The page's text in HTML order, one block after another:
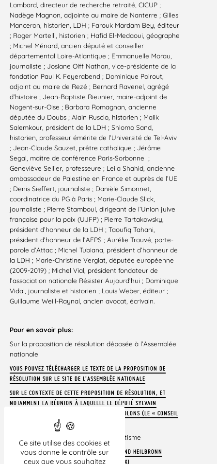
Ce site utilise des cookies et
vous donne le contrôle sur
ceux que vous souhaitez
Lombard, directeur de recherche retraité, CICUP ;
Nadège Magnon, adjointe au maire de Nanterre ; Gilles
Manceron, historien, LDH ; Farouk Mardam Bey, éditeur
; Roger Martelli, historien ; Hafid El-Medaoui, géographe
; Michel Ménard, ancien député et conseiller
départemental Loire-Atlantique ; Emmanuelle Morau,
journaliste ; Josiane Olff Nathan, vice-présidente de la
fondation Paul K. Feyerabend ; Dominique Poirout,
adjoint au maire de Rezé ; Bernard Ravenel, agrégé
d’histoire ; Jean-Baptiste Rieunier, maire-adjoint de
Nogent-sur-Oise ; Barbara Romagnan, ancienne
députée du Doubs ; Alain Ruscio, historien ; Malik
Salemkour, président de la LDH ; Shlomo Sand,
historien, professeur émérite de l’Université de Tel-Aviv
; Jean-Claude Sauzet, prêtre catholique ; Jérôme
Segal, maître de conférence Paris-Sorbonne ;
Geneviève Sellier, professeure ; Leila Shahid, ancienne
ambassadeur de Palestine en France et auprès de l’UE
; Denis Sieffert, journaliste ; Danièle Simonnet,
coordinatrice du PG à Paris ; Marie-Claude Slick,
journaliste ; Pierre Stamboul, dirigeant de l’Union juive
française pour la paix (UJFP) ; Pierre Tartakowsky,
président d’honneur de la LDH ; Taoufiq Tahani,
président d’honneur de l’AFPS ; Aurélie Trouvé, porte-
parole d’Attac ; Michel Tubiana, président d’honneur de
la LDH ; Marie-Christine Vergiat, députée européenne
(2009-2019) ; Michel Vial, président fondateur de
l’association nationale Résister Aujourd’hui ; Dominique
Vidal, journaliste et historien ; Louis Weber, éditeur ;
Guillaume Weill-Raynal, ancien avocat, écrivain.
Pour en savoir plus:
Sur la proposition de résolution déposée à l’Assemblée
nationale
VOUS POUVEZ TÉLÉCHARGER LE TEXTE DE LA PROPOSITION DE
RÉSOLUTION SUR LE SITE DE L’ASSEMBLÉE NATIONALE
SUR LE CONTEXTE DE CETTE PROPOSITION DE RÉSOLUTION, ET
NOTAMMENT LA RÉUNION À LAQUELLE LE DÉPUTÉ SYLVAIN
MAILLART A PARTICIPÉ AVEC LE LOBBY DES COLONS (LE « CONSEIL
RÉGIONAL DE SAMARIE »)
Sur la « définition IHRA » de l’antisémitisme
L’ARTICLE DE DOMINIQUE VIDAL ET BERTRAND HEILBRONN
PUBLIÉ LE 12 FÉVRIER SUR LE SITE ORIENT XXI